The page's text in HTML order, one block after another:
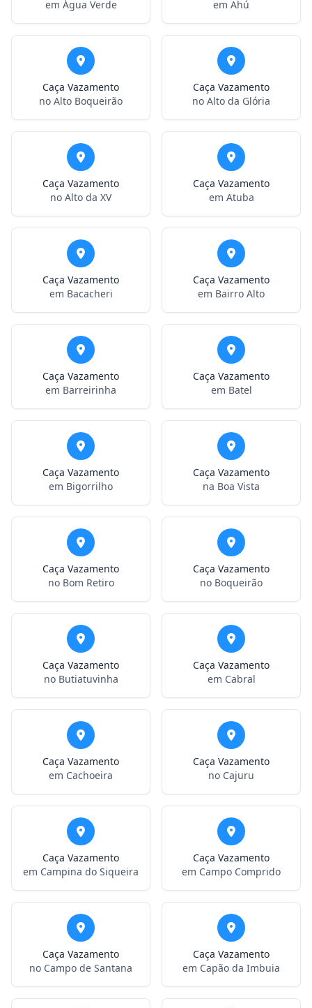
em Água Verde em Ahú
Caça Vazamento
no Alto Boqueirão
Caça Vazamento
no Alto da Glória
Caça Vazamento
no Alto da XV
Caça Vazamento
em Atuba
Caça Vazamento
em Bacacheri
Caça Vazamento
em Bairro Alto
Caça Vazamento
em Barreirinha
Caça Vazamento
em Batel
Caça Vazamento
em Bigorrilho
Caça Vazamento
na Boa Vista
Caça Vazamento
no Bom Retiro
Caça Vazamento
no Boqueirão
Caça Vazamento
no Butiatuvinha
Caça Vazamento
em Cabral
Caça Vazamento
em Cachoeira
Caça Vazamento
no Cajuru
Caça Vazamento
em Campina do Siqueira
Caça Vazamento
em Campo Comprido
Caça Vazamento
no Campo de Santana
Caça Vazamento
em Capão da Imbuia